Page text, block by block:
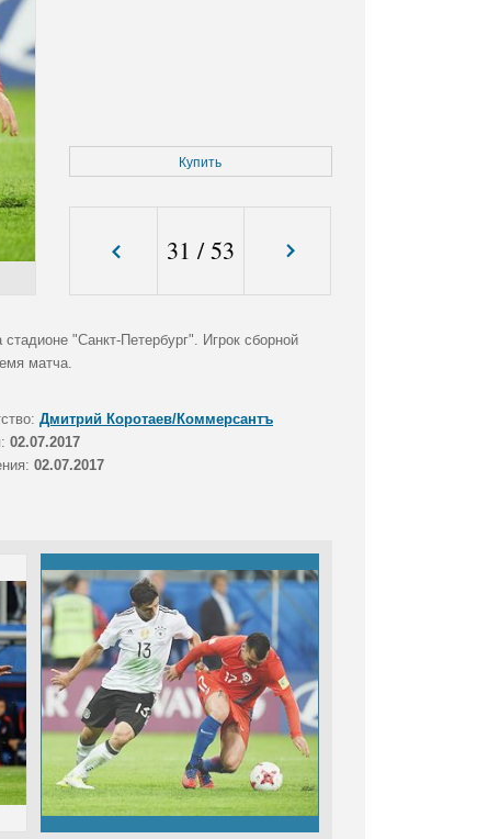
Купить
31 /53
"Санкт-Петербург". Игрок сборной
матча.
Дмитрий Коротаев/Коммерсантъ
02.07.2017
02.07.2017